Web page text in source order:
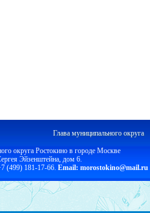
Глава муниципального округа
округа Ростокино в городе Москве
Эйзенштейна, дом 6.
(499) 181-17-66. Email: morostokino@mail.ru